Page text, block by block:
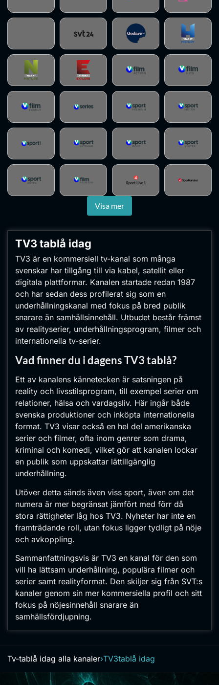
Visa mer
TV3 tablå idag
TV3 är en kommersiell tv-kanal som många
svenskar har tillgång till via kabel, satellit eller
digitala plattformar. Kanalen startade redan 1987
och har sedan dess profilerat sig som en
underhållningskanal med fokus på bred publik
snarare än samhällsinnehåll. Utbudet består främst
av realityserier, underhållningsprogram, filmer och
internationella tv-serier.
Vad finner du i dagens TV3 tablå?
Ett av kanalens kännetecken är satsningen på
reality och livsstilsprogram, till exempel serier om
relationer, hälsa och vardagsliv. Här ingår både
svenska produktioner och inköpta internationella
format. TV3 visar också en hel del amerikanska
serier och filmer, ofta inom genrer som drama,
kriminal och komedi, vilket gör att kanalen lockar
en publik som uppskattar lättillgänglig
underhållning.
Utöver detta sänds även viss sport, även om det
numera är mer begränsat jämfört med förr då
stora rättigheter låg hos TV3. Nyheter har inte en
framträdande roll, utan fokus ligger tydligt på nöje
och avkoppling.
Sammanfattningsvis är TV3 en kanal för den som
vill ha lättsam underhållning, populära filmer och
serier samt realityformat. Den skiljer sig från SVT:s
kanaler genom sin mer kommersiella profil och sitt
fokus på nöjesinnehåll snarare än
samhällsfördjupning.
Tv-tablå idag alla kanaler›TV3tablå idag